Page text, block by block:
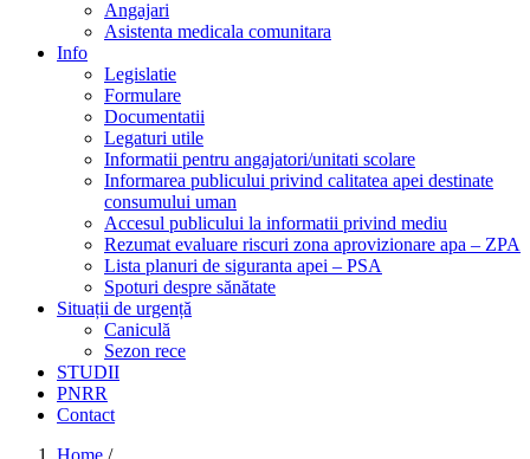
Angajari
Asistenta medicala comunitara
Info
Legislatie
Formulare
Documentatii
Legaturi utile
Informatii pentru angajatori/unitati scolare
Informarea publicului privind calitatea apei destinate
consumului uman
Accesul publicului la informatii privind mediu
Rezumat evaluare riscuri zona aprovizionare apa – ZPA
Lista planuri de siguranta apei – PSA
Spoturi despre sănătate
Situații de urgență
Caniculă
Sezon rece
STUDII
PNRR
Contact
Home /